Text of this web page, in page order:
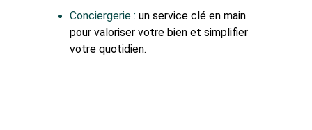
Conciergerie : un service clé en main
pour valoriser votre bien et simplifier
votre quotidien.